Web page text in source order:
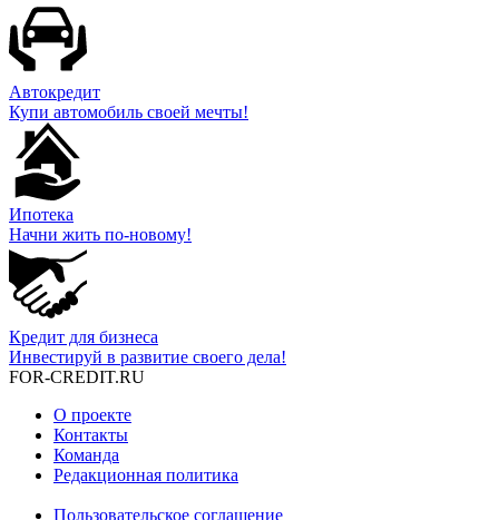
Автокредит
Купи автомобиль своей мечты!
Ипотека
Начни жить по-новому!
Кредит для бизнеса
Инвестируй в развитие своего дела!
FOR-CREDIT.RU
О проекте
Контакты
Команда
Редакционная политика
Пользовательское соглашение